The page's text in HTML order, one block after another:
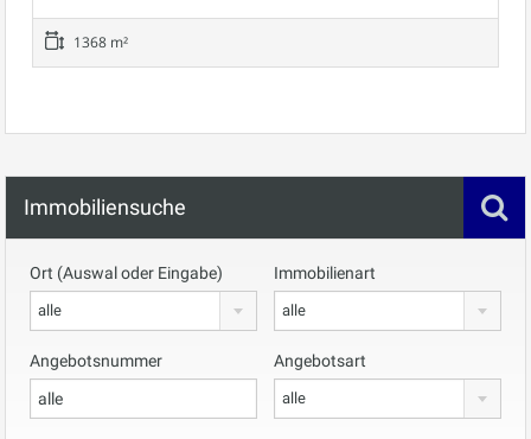
1368 m²
Immobiliensuche
Ort (Auswal oder Eingabe)
alle
Immobilienart
alle
Angebotsnummer Angebotsart
alle